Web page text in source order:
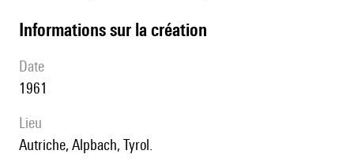
informations sur la création
date
1961
lieu
Autriche, Alpbach, Tyrol.